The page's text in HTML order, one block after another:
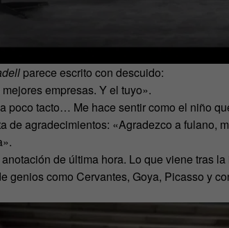
parece escrito con descuido:
empresas. Y el tuyo».
poco tacto… Me hace sentir como el niño
de agradecimientos: «Agradezco a fulano,
de última hora. Lo que viene tras
genios como Cervantes, Goya, Picasso y